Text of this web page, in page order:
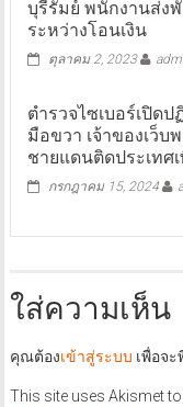
บุรีรัมย์ พนักงานส่ง
ระหว่างโอนเงิน
ตุลาคม 2, 2023
ตำรวจไซเบอร์เปิดป
มือขวา เจ้าของเว็บ
ชายแดนติดประเทศ
กรกฎาคม 15, 2024
ใส่ความเห็น
คุณต้องเข้าสู่ระบบ เพื่อจ
This site uses Akismet